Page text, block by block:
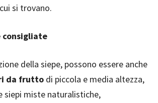
si trovano.
consigliate
della siepe, possono essere anche
da frutto di piccola e media altezza,
siepi miste naturalistiche,